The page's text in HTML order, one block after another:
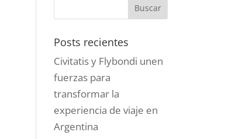
Posts recientes
Civitatis y Flybondi unen
fuerzas para
transformar la
experiencia de viaje en
Argentina